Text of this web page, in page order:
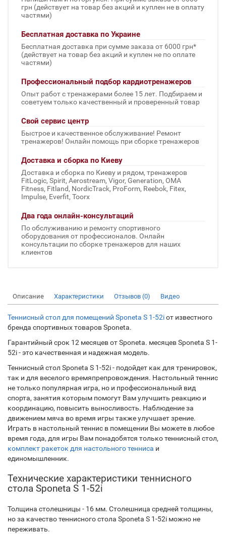
грн (действует на товар без акций и куплен не в оплату
частями)
Бесплатная доставка по Украине
Бесплатная доставка при сумме заказа от 6000 грн*
(действует на товар без акций и куплен не по оплате
частями)
Профессиональный подбор кардиотренажеров
Опыт работ с тренажерами более 15 лет. Подбираем и
советуем только качественный и проверенный товар
Свой сервис центр
Быстрое и качественное обслуживание! Ремонт
тренажеров! Онлайн помощь при сборке тренажеров
Доставка и сборка по Киеву
Доставка и сборка по Киеву и рядом, тренажеров
FitLogic, Spirit, Aerostream, Vigor, Generation, OMA
Fitness, Fitland, NordicTrack, ProForm, Reebok, Fitex,
Impulse, Everfit, Toorx
Два года онлайн-консультаций
По обслуживанию и ремонту спортивного
оборудования от профессионалов. Онлайн
консультации по сборке тренажеров для наших
клиентов
Описание Характеристики Отзывов (0) Видео
Теннисный стол для помещений Sponeta S 1-52iот известного
бренда спортивных товаров Sponeta.
Гарантийный срок 12 месяцев от Sponeta. месяцев Sponeta S 1-
52i - это качественная и надежная модель.
Теннисный стол Sponeta S 1-52i - подойдет как для тренировок,
так и для веселого времяпрепровождения. Настольный теннис
не только популярная игра, но и профессиональный вид
спорта, занятия которым помогут Вам улучшить реакцию и
координацию, повысить выносливость. Наблюдение за
движением мяча во время игры также улучшает зрение.
Играть в настольный теннис в помещении Вы можете в любое
время года, для игры Вам понадобятся только теннисный стол,
комплект ракеток для настольного тенниса и
единомышленник.
Технические характеристики теннисного
стола Sponeta S 1-52i
Толщина столешницы - 16 мм. Столешница средней толщины,
но за качество теннисного стола Sponeta S 1-52i можно не
переживать.